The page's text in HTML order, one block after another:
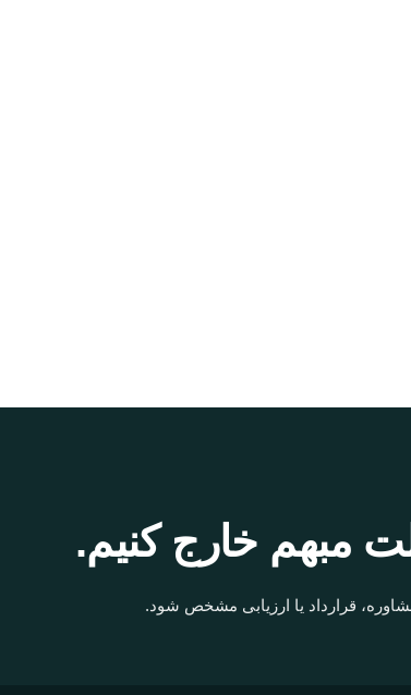
مبهم خارج کنیم.
قرارداد یا ارزیابی مشخص شود.